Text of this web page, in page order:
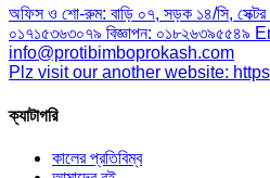
অফিস ও শো-রুম: বাড়ি ০৭, সড়ক ১৪/সি,
০১৭১৫৩৬৩০৭৯ বিজ্ঞাপন:
info@protibimboprokash.com
Plz visit our another website:
ক্যাটাগরি
কালের প্রতিবিম্ব